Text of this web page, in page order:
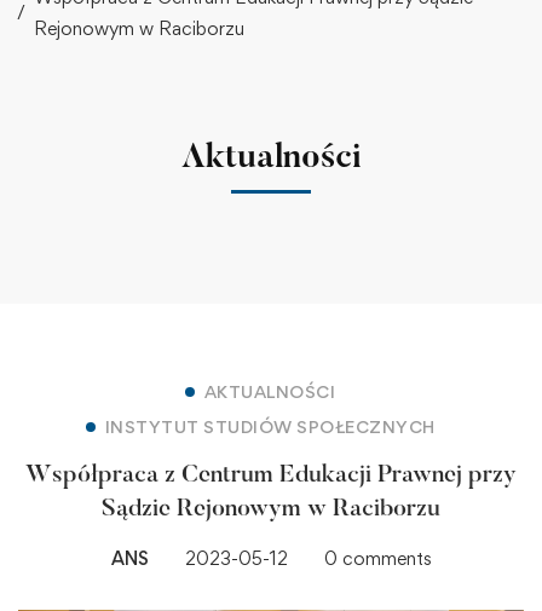
Rejonowym w Raciborzu
Aktualności
AKTUALNOŚCI
INSTYTUT STUDIÓW SPOŁECZNYCH
Współpraca z Centrum Edukacji Prawnej przy
Sądzie Rejonowym w Raciborzu
ANS 2023-05-12 0 comments